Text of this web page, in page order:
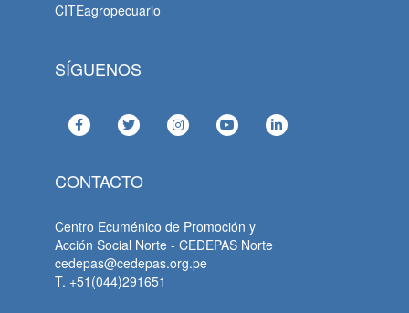
CITEagropecuario
SÍGUENOS
CONTACTO
Centro Ecuménico de Promoción y
Acción Social Norte - CEDEPAS Norte
cedepas@cedepas.org.pe
T. +51(044)291651